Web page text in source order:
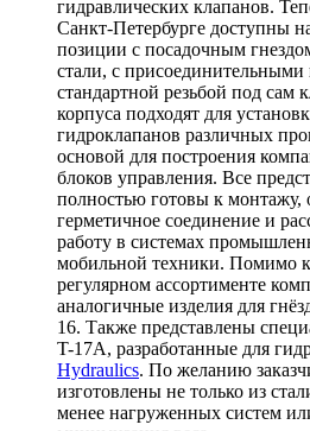
гидравлических клапанов.
Санкт-Петербурге доступны
позиции с посадочным
стали, с
стандартной резьбой под сам
корпуса подходят для
гидроклапанов различных
основой для построения
блоков управления. Все
полностью готовы к монтажу,
герметичное соединение и
работу в системах
мобильной техники. Помимо
регулярном ассортименте
аналогичные изделия для
16. Также представлены
T-17A, разработанные для
Hydraulics. По желанию
изготовлены не только из
менее нагруженных систем